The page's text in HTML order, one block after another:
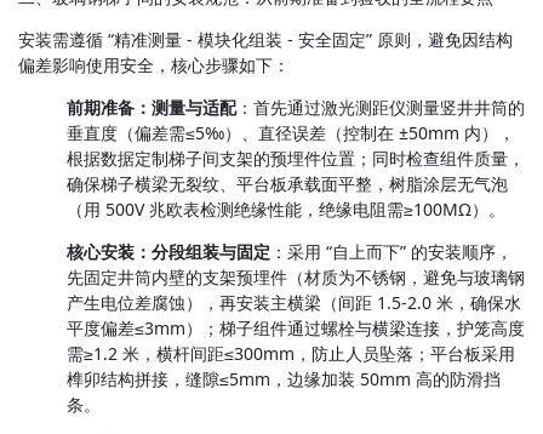
安装需遵循 “精准测量 - 模块化组装 - 安全固定” 原则，避免因结构
偏差影响使用安全，核心步骤如下：
前期准备：测量与适配：首先通过激光测距仪测量竖井井筒的
垂直度（偏差需≤5‰）、直径误差（控制在 ±50mm 内），
根据数据定制梯子间支架的预埋件位置；同时检查组件质量，
确保梯子横梁无裂纹、平台板承载面平整，树脂涂层无气泡
（用 500V 兆欧表检测绝缘性能，绝缘电阻需≥100MΩ）。
核心安装：分段组装与固定 ：采用 “自上而下” 的安装顺序，
先固定井筒内壁的支架预埋件（材质为不锈钢，避免与玻璃钢
产生电位差腐蚀），再安装主横梁（间距 1.5-2.0 米，确保水
平度偏差≤3mm）；梯子组件通过螺栓与横梁连接，护笼高度
需≥1.2 米，横杆间距≤300mm，防止人员坠落；平台板采用
榫卯结构拼接，缝隙≤5mm，边缘加装 50mm 高的防滑挡
条。